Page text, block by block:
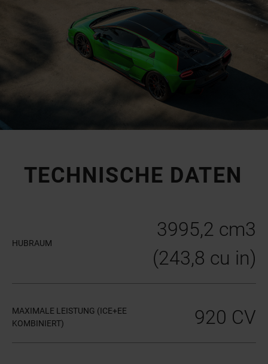
TECHNISCHE DATEN
HUBRAUM
3995,2 cm3
(243,8 cu in)
MAXIMALE LEISTUNG (ICE+EE
KOMBINIERT)
920 CV